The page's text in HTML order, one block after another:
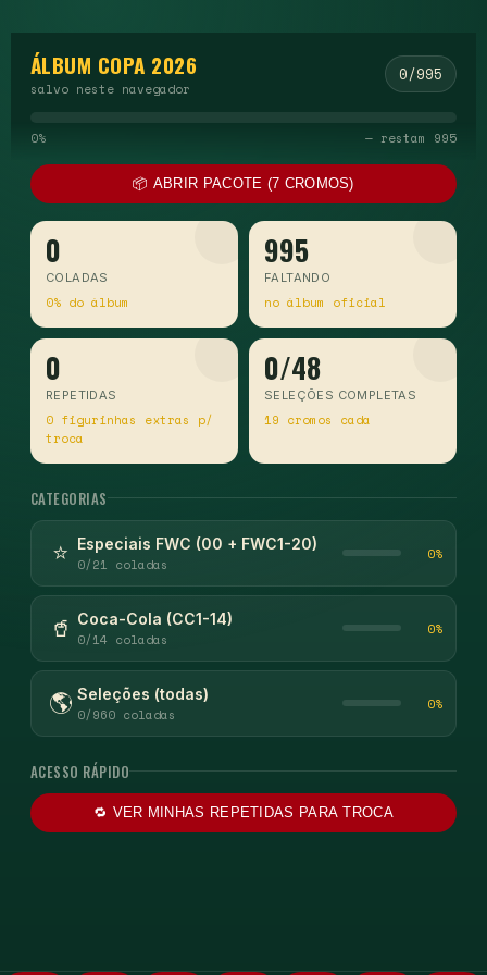
ÁLBUM COPA 2026
salvo neste navegador
0/995
0% — restam 995
📦 ABRIR PACOTE (7 CROMOS)
0
COLADAS
0% do álbum
995
FALTANDO
no álbum oficial
0
REPETIDAS
0 figurinhas extras p/
troca
0/48
SELEÇÕES COMPLETAS
19 cromos cada
CATEGORIAS
⭐ Especiais FWC (00 + FWC1-20)
0/21 coladas
0%
🥤 Coca-Cola (CC1-14)
0/14 coladas
0%
🌎 Seleções (todas)
0/960 coladas
0%
ACESSO RÁPIDO
🔁 VER MINHAS REPETIDAS PARA TROCA